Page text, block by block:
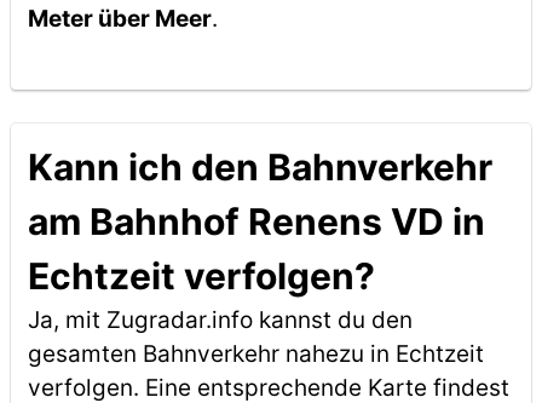
Meter über Meer.
Kann ich den Bahnverkehr
am Bahnhof Renens VD in
Echtzeit verfolgen?
Ja, mit Zugradar.info kannst du den
gesamten Bahnverkehr nahezu in Echtzeit
verfolgen. Eine entsprechende Karte findest